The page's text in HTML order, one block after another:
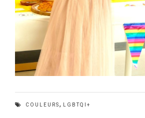
COULEURS, LGBTQI+